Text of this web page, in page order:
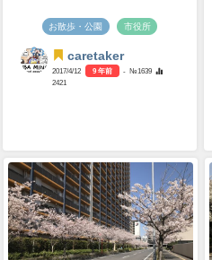
お散歩・公園 市役所
caretaker
2017/4/12 9 年前
- №1639
2421